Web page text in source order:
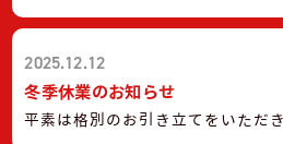
問い合わせにつきましては、弊社
お問い合わせフォームよりご連絡くだ
だいたお問い合わせにつきまして
日（土）より順次対応させていただき
令和8年4月27日(月)〜令和8年5月5日(火)
年5月6日（水）から通常通りの営
す。） 休み中はお急ぎの用件に対応できない場合
2025.12.12
冬季休業のお知らせ
平素は格別のお引き立てをいただ